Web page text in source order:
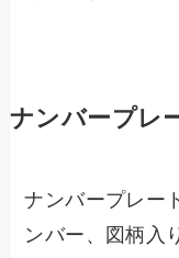
ナンバープレ
ナンバープレー
ンバー、図柄入